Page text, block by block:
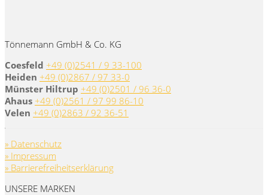
Tönnemann GmbH & Co. KG
Coesfeld +49 (0)2541 / 9 33-100
Heiden +49 (0)2867 / 97 33-0
Münster Hiltrup +49 (0)2501 / 96 36-0
Ahaus +49 (0)2561 / 97 99 86-10
Velen +49 (0)2863 / 92 36-51
» Datenschutz
» Impressum
» Barrierefreiheitserklärung
UNSERE MARKEN